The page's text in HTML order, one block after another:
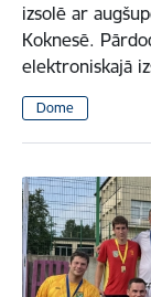
izsolē ar
Koknesē.
elektroniskajā
Dome